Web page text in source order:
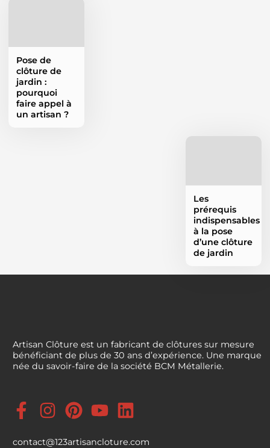
Pose de
clôture de
jardin :
pourquoi
faire appel à
un artisan ?
Les
prérequis
indispensables
à la pose
d’une clôture
de jardin
Artisan Clôture est un fabricant de clôtures sur mesure
bénéficiant de plus de 30 ans d’expérience. Une marque
née du savoir-faire de la société BCM Métallerie.
contact@123artisancloture.com